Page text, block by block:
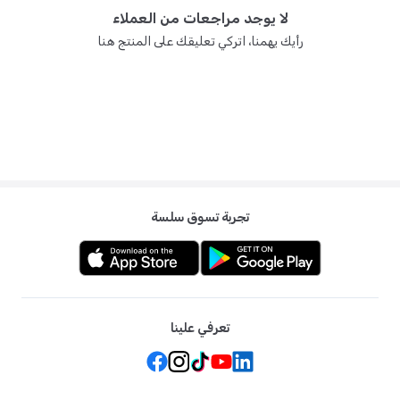
لضمان بقاء طفلك منتعشاً في الأجواء الحارة.
س: كم عدد مستويات تعديل مسند الرأس؟
لا يوجد مراجعات من العملاء
رأيك يهمنا، اتركي تعليقك على المنتج هنا
تجربة تسوق سلسة
تعرفي علينا